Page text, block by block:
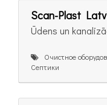
Scan-Plast
Ūdens un
Очистное
Септики